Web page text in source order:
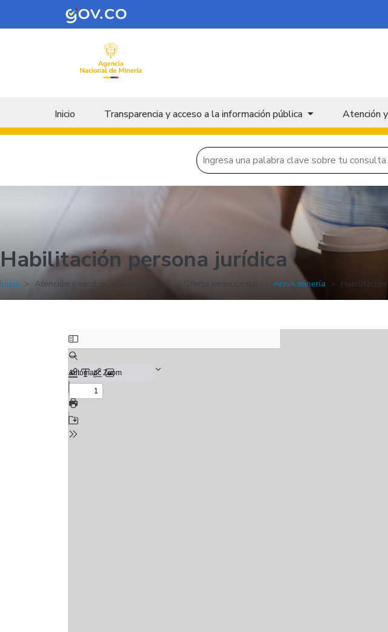
Skip to main content
Menu principal
Inicio Transparencia y acceso a la información pública Atención
Habilitación persona jurídica
Inicio Atención y servicio a la ciudadanía Oferta institucional AnnA minería Habilitación